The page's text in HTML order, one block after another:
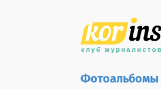
Фотоальбомы